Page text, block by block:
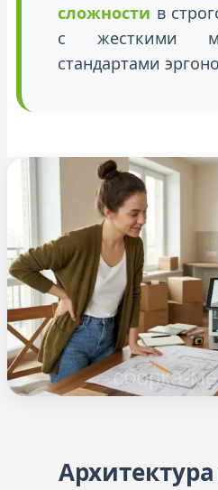
сложности в
с жесткими
стандартами